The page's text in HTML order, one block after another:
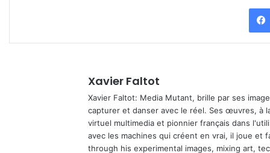
Xavier Faltot
Xavier Faltot: Media Mutant, brille par ses
capturer et danser avec le réel. Ses œuvres, à
virtuel multimedia et pionnier français dans
avec les machines qui créent en vrai, il joue et
through his experimental images, mixing art,